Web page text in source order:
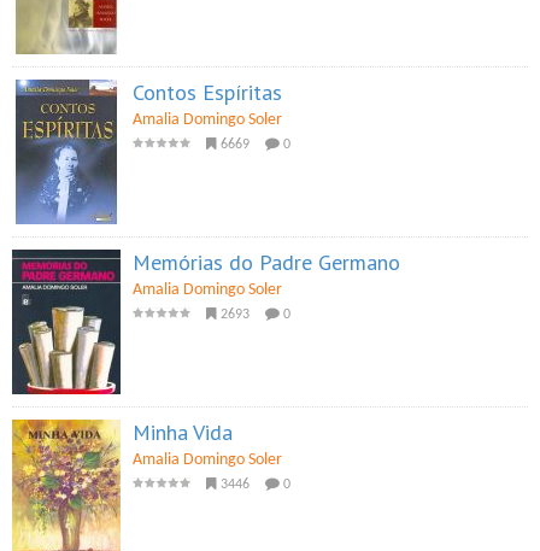
Contos Espíritas
Amalia Domingo Soler
6669 0
Memórias do Padre Germano
Amalia Domingo Soler
2693 0
Minha Vida
Amalia Domingo Soler
3446 0